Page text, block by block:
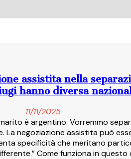
assistita nella
hanno diversa
11/11/2025
è argentino. Vorremmo
La negoziazione assistita può
specificità che meritano
Come funziona in questo